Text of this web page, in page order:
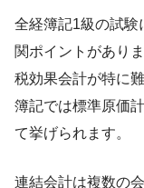
全経簿記1級の試験
関ポイントがあり
税効果会計が特に
簿記では標準原価
て挙げられます。
連結会計は複数の